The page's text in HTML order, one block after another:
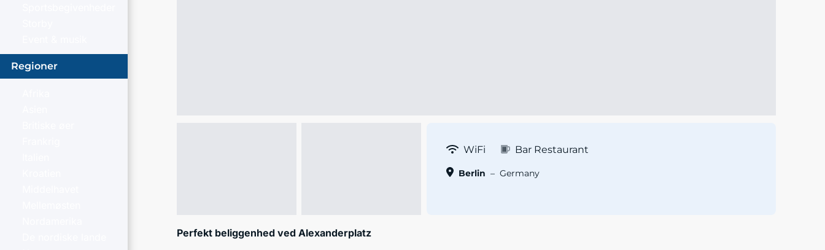
Regioner
WiFi Bar Restaurant
Berlin – Germany
Perfekt beliggenhed ved Alexanderplatz